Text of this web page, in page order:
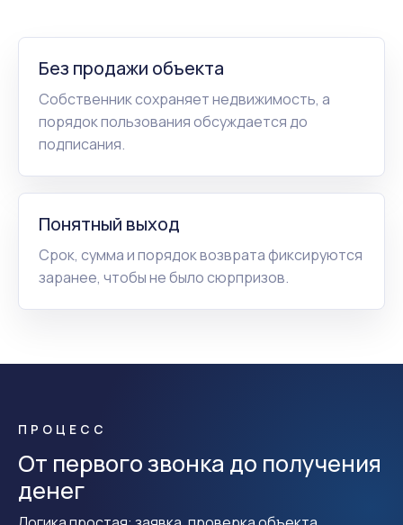
Без продажи объекта
Собственник сохраняет недвижимость, а
порядок пользования обсуждается до
подписания.
Понятный выход
Срок, сумма и порядок возврата фиксируются
заранее, чтобы не было сюрпризов.
ПРОЦЕСС
От первого звонка до получения
денег